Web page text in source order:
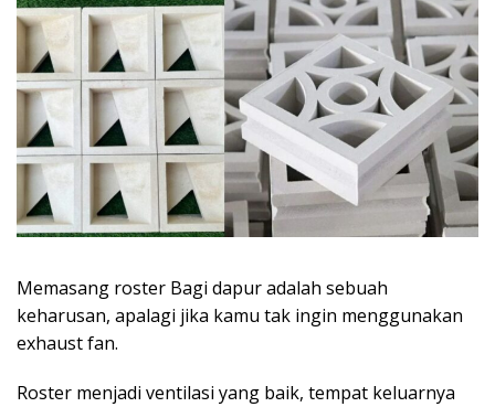
Memasang roster Bagi dapur adalah sebuah
keharusan, apalagi jika kamu tak ingin menggunakan
exhaust fan.
Roster menjadi ventilasi yang baik, tempat keluarnya